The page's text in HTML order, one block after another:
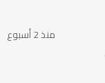
منذ 2 أسبوع